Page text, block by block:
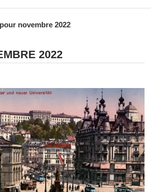
novembre 2022
2022